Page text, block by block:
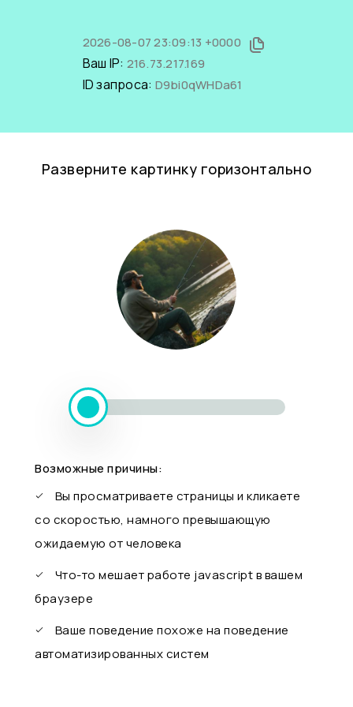
2026-08-07 23:09:13 +0000
Ваш IP: 216.73.217.169
ID запроса: D9bi0qWHDa61
Разверните картинку горизонтально
Возможные причины:
Вы просматриваете страницы и кликаете
со скоростью, намного превышающую
ожидаемую от человека
Что-то мешает работе javascript в вашем
браузере
Ваше поведение похоже на поведение
автоматизированных систем